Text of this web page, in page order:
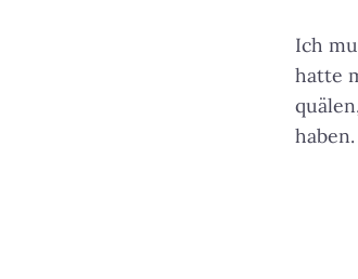
Ich
hatte
haben.